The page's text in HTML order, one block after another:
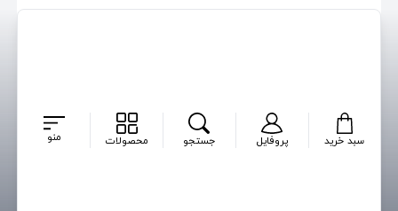
ورود
منو محصولات جستجو پروفایل سبد خرید